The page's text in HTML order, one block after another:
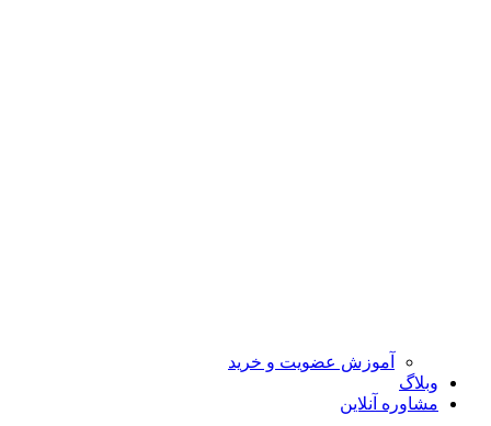
آموزش عضویت و خرید
وبلاگ
مشاوره آنلاین